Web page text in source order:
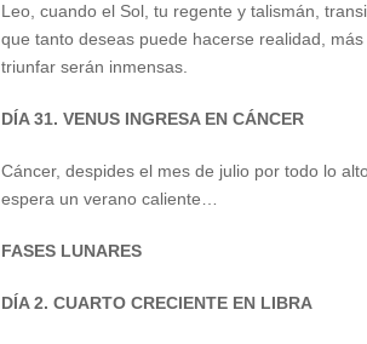
Leo, cuando el Sol, tu regente y talismán,
que tanto deseas puede hacerse realidad,
triunfar serán inmensas.
DÍA 31. VENUS INGRESA EN CÁNCER
Cáncer, despides el mes de julio por todo lo
espera un verano caliente…
FASES LUNARES
DÍA 2. CUARTO CRECIENTE EN LIBRA